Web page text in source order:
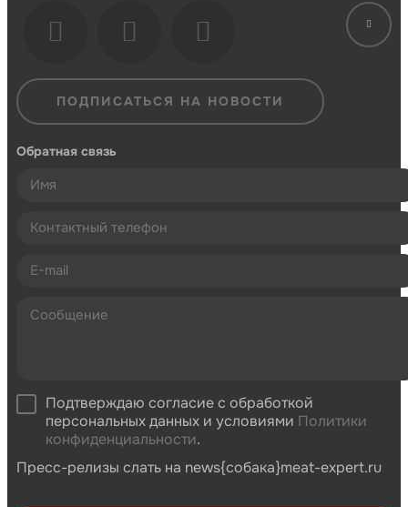
ПОДПИСАТЬСЯ НА НОВОСТИ
Обратная связь
Подтверждаю согласие с обработкой
персональных данных и условиями Политики
конфиденциальности.
Пресс-релизы слать на news{собака}meat-expert.ru